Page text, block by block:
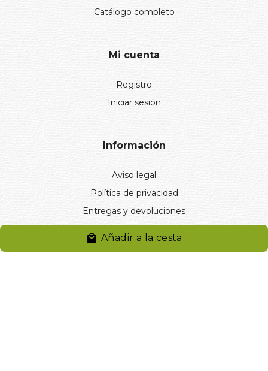
Añadir a la cesta
Catálogo completo
Mi cuenta
Registro
Iniciar sesión
Información
Aviso legal
Política de privacidad
Entregas y devoluciones
Desistimiento de compra